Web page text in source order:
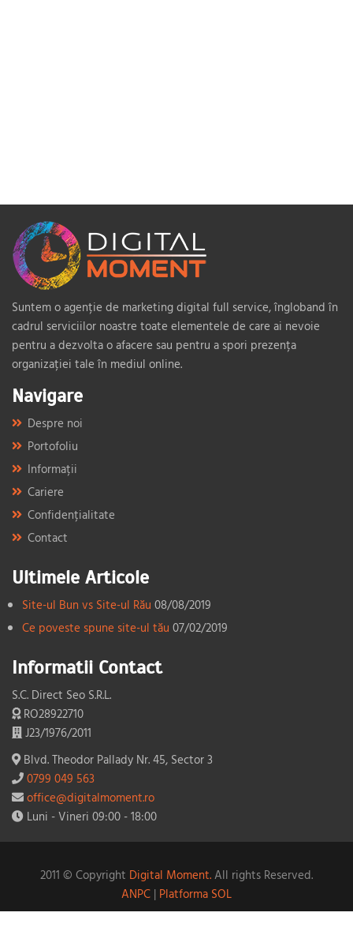
Suntem o agenție de marketing digital full service, îngloband în
cadrul serviciilor noastre toate elementele de care ai nevoie
pentru a dezvolta o afacere sau pentru a spori prezența
organizației tale în mediul online.
Navigare
Despre noi
Portofoliu
Informații
Cariere
Confidențialitate
Contact
Ultimele Articole
Site-ul Bun vs Site-ul Rău 08/08/2019
Ce poveste spune site-ul tău 07/02/2019
Informatii Contact
S.C. Direct Seo S.R.L.
RO28922710
J23/1976/2011
Blvd. Theodor Pallady Nr. 45, Sector 3
0799 049 563
office@digitalmoment.ro
Luni - Vineri 09:00 - 18:00
2011 © Copyright Digital Moment.All rights Reserved.
ANPC | Platforma SOL